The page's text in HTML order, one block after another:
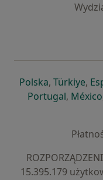
Polskaotwiera się
, Türkiye,
Portugalotwiera
, México
15.395.179